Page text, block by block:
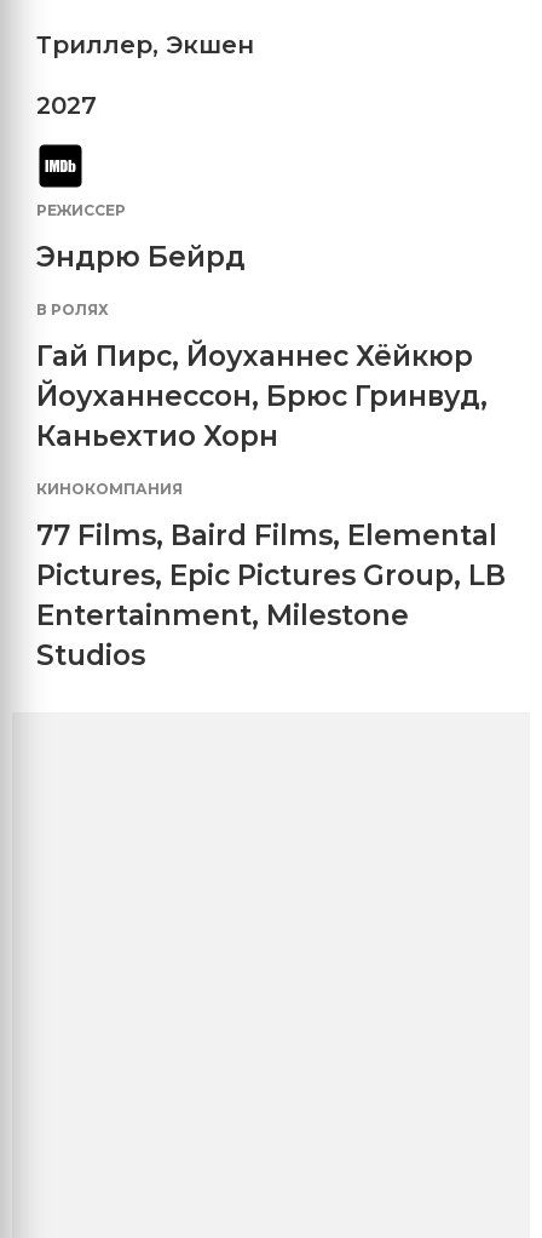
Триллер, Экшен
2027
РЕЖИССЕР
Эндрю Бейрд
В РОЛЯХ
Гай Пирс, Йоуханнес Хёйкюр
Йоуханнессон, Брюс Гринвуд,
Каньехтио Хорн
КИНОКОМПАНИЯ
77 Films, Baird Films, Elemental
Pictures, Epic Pictures Group, LB
Entertainment, Milestone
Studios